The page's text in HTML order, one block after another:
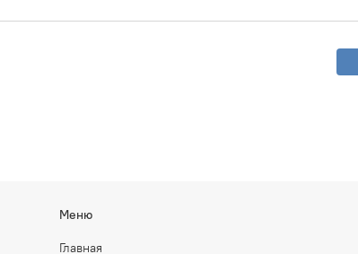
Меню
Главная